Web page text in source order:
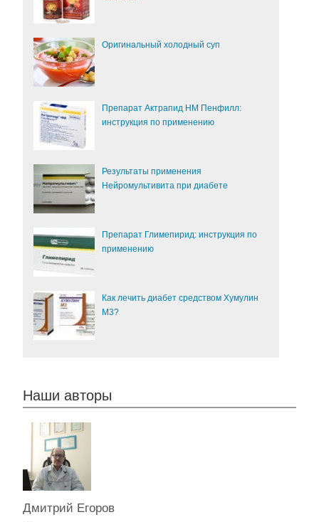
Оригинальный холодный суп
Препарат Актрапид НМ Пенфилл:
инструкция по применению
Результаты применения
Нейромультивита при диабете
Препарат Глимепирид: инструкция по
применению
Как лечить диабет средством Хумулин
М3?
Наши авторы
Дмитрий Егоров